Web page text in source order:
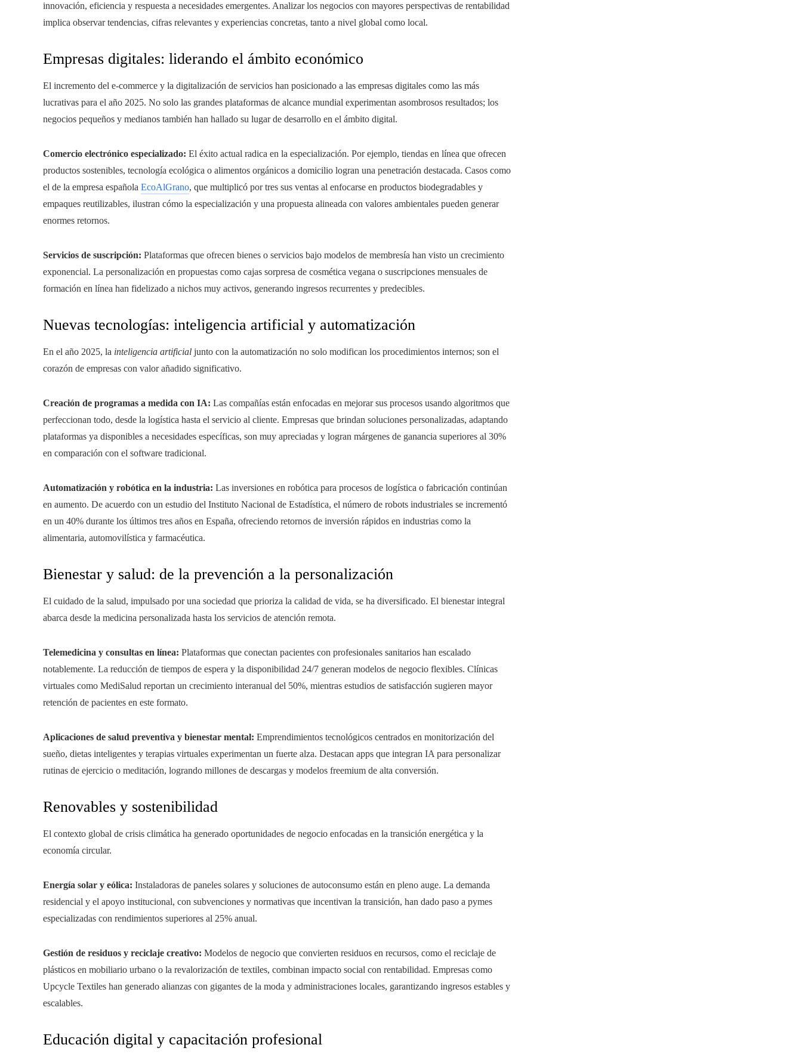
innovación, eficiencia y respuesta a necesidades emergentes. Analizar los negocios con mayores perspectivas de rentabilidad
implica observar tendencias, cifras relevantes y experiencias concretas, tanto a nivel global como local.
Empresas digitales: liderando el ámbito económico
El incremento del e-commerce y la digitalización de servicios han posicionado a las empresas digitales como las más
lucrativas para el año 2025. No solo las grandes plataformas de alcance mundial experimentan asombrosos resultados; los
negocios pequeños y medianos también han hallado su lugar de desarrollo en el ámbito digital.
Comercio electrónico especializado: El éxito actual radica en la especialización. Por ejemplo, tiendas en línea que ofrecen
productos sostenibles, tecnología ecológica o alimentos orgánicos a domicilio logran una penetración destacada. Casos como
el de la empresa española EcoAlGrano, que multiplicó por tres sus ventas al enfocarse en productos biodegradables y
empaques reutilizables, ilustran cómo la especialización y una propuesta alineada con valores ambientales pueden generar
enormes retornos.
Servicios de suscripción: Plataformas que ofrecen bienes o servicios bajo modelos de membresía han visto un crecimiento
exponencial. La personalización en propuestas como cajas sorpresa de cosmética vegana o suscripciones mensuales de
formación en línea han fidelizado a nichos muy activos, generando ingresos recurrentes y predecibles.
Nuevas tecnologías: inteligencia artificial y automatización
En el año 2025, la inteligencia artificial junto con la automatización no solo modifican los procedimientos internos; son el
corazón de empresas con valor añadido significativo.
Creación de programas a medida con IA: Las compañías están enfocadas en mejorar sus procesos usando algoritmos que
perfeccionan todo, desde la logística hasta el servicio al cliente. Empresas que brindan soluciones personalizadas, adaptando
plataformas ya disponibles a necesidades específicas, son muy apreciadas y logran márgenes de ganancia superiores al 30%
en comparación con el software tradicional.
Automatización y robótica en la industria: Las inversiones en robótica para procesos de logística o fabricación continúan
en aumento. De acuerdo con un estudio del Instituto Nacional de Estadística, el número de robots industriales se incrementó
en un 40% durante los últimos tres años en España, ofreciendo retornos de inversión rápidos en industrias como la
alimentaria, automovilística y farmacéutica.
Bienestar y salud: de la prevención a la personalización
El cuidado de la salud, impulsado por una sociedad que prioriza la calidad de vida, se ha diversificado. El bienestar integral
abarca desde la medicina personalizada hasta los servicios de atención remota.
Telemedicina y consultas en línea: Plataformas que conectan pacientes con profesionales sanitarios han escalado
notablemente. La reducción de tiempos de espera y la disponibilidad 24/7 generan modelos de negocio flexibles. Clínicas
virtuales como MediSalud reportan un crecimiento interanual del 50%, mientras estudios de satisfacción sugieren mayor
retención de pacientes en este formato.
Aplicaciones de salud preventiva y bienestar mental: Emprendimientos tecnológicos centrados en monitorización del
sueño, dietas inteligentes y terapias virtuales experimentan un fuerte alza. Destacan apps que integran IA para personalizar
rutinas de ejercicio o meditación, logrando millones de descargas y modelos freemium de alta conversión.
Renovables y sostenibilidad
El contexto global de crisis climática ha generado oportunidades de negocio enfocadas en la transición energética y la
economía circular.
Energía solar y eólica: Instaladoras de paneles solares y soluciones de autoconsumo están en pleno auge. La demanda
residencial y el apoyo institucional, con subvenciones y normativas que incentivan la transición, han dado paso a pymes
especializadas con rendimientos superiores al 25% anual.
Gestión de residuos y reciclaje creativo: Modelos de negocio que convierten residuos en recursos, como el reciclaje de
plásticos en mobiliario urbano o la revalorización de textiles, combinan impacto social con rentabilidad. Empresas como
Upcycle Textiles han generado alianzas con gigantes de la moda y administraciones locales, garantizando ingresos estables y
escalables.
Educación digital y capacitación profesional